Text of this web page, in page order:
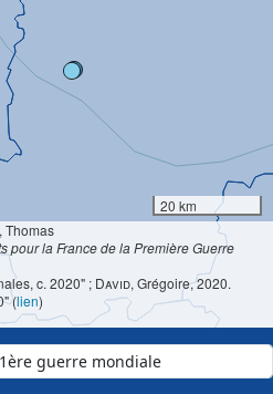
20 km
, Thomas
pour la France de la Première Guerre
c. 2020" ; David, Grégoire, 2020.
(lien)